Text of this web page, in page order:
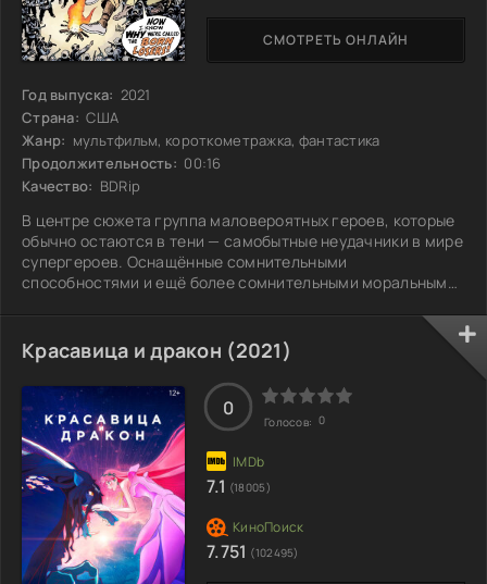
Год выпуска: 2021
Страна: США
Жанр: мультфильм, короткометражка, фантастика
Продолжительность: 00:16
Качество: BDRip
В центре сюжета группа маловероятных героев, которые
обычно остаются в тени — самобытные неудачники в мире
супергероев. Оснащённые сомнительными
способностями и ещё более сомнительными моральными
невыполнимой. На их пути возникают весёлые неурядицы
и парадоксальные ситуации, поднимающие вопрос: а что,
если именно их ошибки в итоге изменят мир? Но у
каждого из них есть свои секреты и скрытые мотивы, и
чем ближе
СМОТРЕТЬ ОНЛАЙН
Красавица и дракон (2021)
0
Голосов: 0
7.1 (18005)
7.751 (102495)